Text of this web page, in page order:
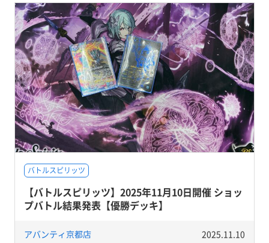
バトルスピリッツ
【バトルスピリッツ】2025年11月10日開催 ショッ
プバトル結果発表【優勝デッキ】
アバンティ京都店 2025.11.10